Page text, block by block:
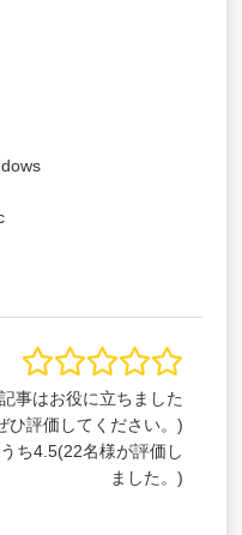
事はお役に立ちました
ひ評価してください。)
ち4.5(22名様が評価し
ました。)